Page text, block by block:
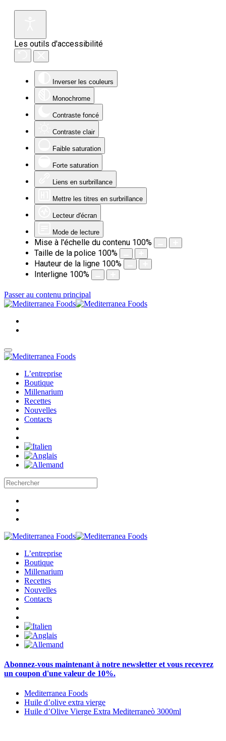
Les outils d'accessibilité
Inverser les couleurs
Monochrome
Contraste foncé
Contraste clair
Faible saturation
Forte saturation
Liens en surbrillance
Mettre les titres en surbrillance
Lecteur d'écran
Mode de lecture
Mise à l'échelle du contenu 100%
Taille de la police 100%
Hauteur de la ligne 100%
Interligne 100%
Passer au contenu principal
L’entreprise
Boutique
Millenarium
Recettes
Nouvelles
Contacts
L’entreprise
Boutique
Millenarium
Recettes
Nouvelles
Contacts
Abonnez-vous maintenant à notre newsletter et vous recevrez
un coupon d'une valeur de 10%.
Mediterranea Foods
Huile d’olive extra vierge
Huile d’Olive Vierge Extra Mediterraneò 3000ml